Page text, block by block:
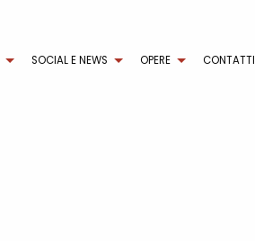
SOCIAL E NEWS OPERE CONTATTI